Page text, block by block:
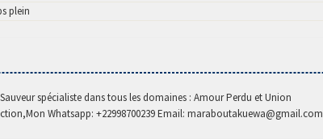
plein
spécialiste dans tous les domaines : Amour Perdu et Union
Whatsapp: +22998700239 Email: maraboutakuewa@gmail.com